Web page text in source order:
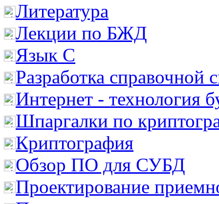
Литература
Лекции по БЖД
Язык С
Разработка справочной
Интернет - технология
Шпаргалки по
Криптография
Обзор ПО для СУБД
Проектирование